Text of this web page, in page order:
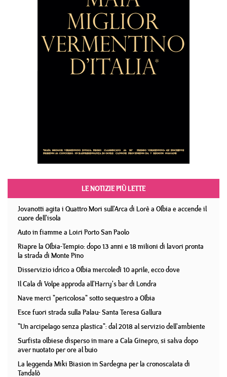
LE NOTIZIE PIÙ LETTE
Jovanotti agita i Quattro Mori sull'Arca di Lorè a Olbia e accende il
cuore dell'isola
Auto in fiamme a Loiri Porto San Paolo
Riapre la Olbia-Tempio: dopo 13 anni e 18 milioni di lavori pronta
la strada di Monte Pino
Disservizio idrico a Olbia mercoledì 10 aprile, ecco dove
Il Cala di Volpe approda all'Harry's bar di Londra
Nave merci "pericolosa" sotto sequestro a Olbia
Esce fuori strada sulla Palau- Santa Teresa Gallura
"Un arcipelago senza plastica": dal 2018 al servizio dell'ambiente
Surfista olbiese disperso in mare a Cala Ginepro, si salva dopo
aver nuotato per ore al buio
La leggenda Miki Biasion in Sardegna per la cronoscalata di
Tandalò